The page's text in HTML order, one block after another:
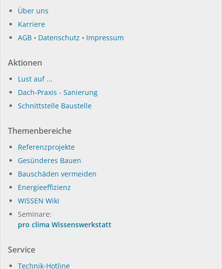
Über uns
Karriere
AGB • Datenschutz • Impressum
Aktionen
Lust auf ...
Dach-Praxis - Sanierung
Schnittstelle Baustelle
Themenbereiche
Referenzprojekte
Gesünderes Bauen
Bauschäden vermeiden
Energieeffizienz
WISSEN Wiki
Seminare:
pro clima Wissenswerkstatt
Service
Technik-Hotline